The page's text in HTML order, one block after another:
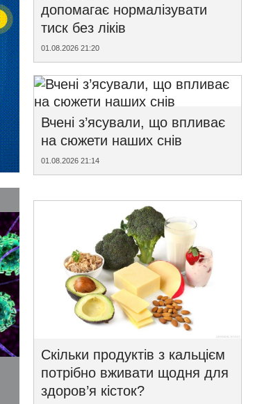
допомагає нормалізувати
тиск без ліків
01.08.2026 21:20
Вчені з’ясували, що впливає
на сюжети наших снів
01.08.2026 21:14
Скільки продуктів з кальцієм
потрібно вживати щодня для
здоров’я кісток?